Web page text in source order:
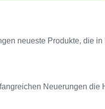
neueste Produkte, die
Neuerungen die